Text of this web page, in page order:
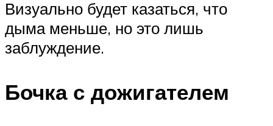
Визуально будет казаться, что
дыма меньше, но это лишь
заблуждение.
Бочка с дожигателем